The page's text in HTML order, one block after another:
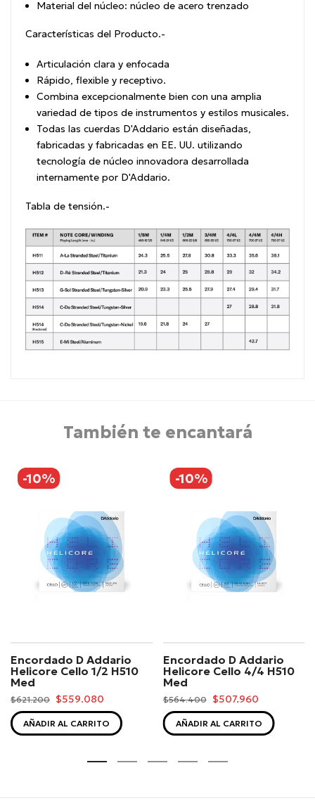
Material del núcleo: núcleo de acero trenzado
Características del Producto.-
Articulación clara y enfocada
Rápido, flexible y receptivo.
Combina excepcionalmente bien con una amplia
variedad de tipos de instrumentos y estilos musicales.
Todas las cuerdas D'Addario están diseñadas,
fabricadas y fabricadas en EE. UU. utilizando
tecnología de núcleo innovadora desarrollada
internamente por D'Addario.
Tabla de tensión.-
También te encantará
-10%
Encordado D Addario
Helicore Cello 1/2 H510
Med
$621.200 $559.080
AÑADIR AL CARRITO
-10%
Encordado D Addario
Helicore Cello 4/4 H510
Med
$564.400 $507.960
AÑADIR AL CARRITO